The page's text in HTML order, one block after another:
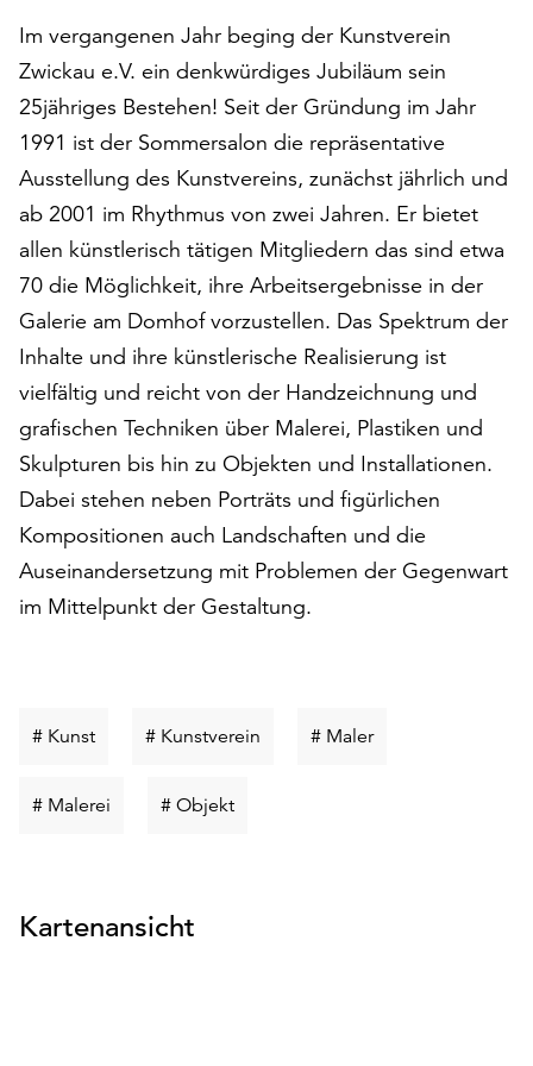
auf
„Alle
akzeptieren“,
um
alle
zu
akzeptieren.
Sie
können
Ihr
Einverständnis
jederzeit
ändern
und
widerrufen.
Dafür
steht
am
Ende
der
Einstellungen“
Verfügung.
Funktionale
ohne
Im vergangenen Jahr beging der Kunstverein
Zwickau e.V. ein denkwürdiges Jubiläum sein
25jähriges Bestehen! Seit der Gründung im Jahr
1991 ist der Sommersalon die repräsentative
Ausstellung des Kunstvereins, zunächst jährlich und
ab 2001 im Rhythmus von zwei Jahren. Er bietet
allen künstlerisch tätigen Mitgliedern das sind etwa
70 die Möglichkeit, ihre Arbeitsergebnisse in der
Galerie am Domhof vorzustellen. Das Spektrum der
Inhalte und ihre künstlerische Realisierung ist
vielfältig und reicht von der Handzeichnung und
grafischen Techniken über Malerei, Plastiken und
Skulpturen bis hin zu Objekten und Installationen.
Dabei stehen neben Porträts und figürlichen
Kompositionen auch Landschaften und die
Auseinandersetzung mit Problemen der Gegenwart
im Mittelpunkt der Gestaltung.
# KunstSchlüsselwort
# Kunstverein Schlüsselwort
# MalerSchlüsselwort
# Malerei Schlüsselwort
# ObjektSchlüsselwort
Kartenansicht